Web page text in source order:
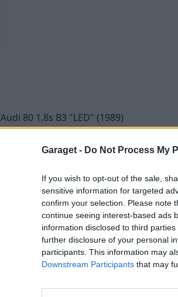
Garaget - Do Not Process My
If you wish to opt-out of the sale,
sensitive information for targeted
confirm your selection. Please note
continue seeing interest-based ads
information disclosed to third
further disclosure of your personal
participants. This information may
Downstream Participants that may
Audi 80 1.8s B3 "LED" (1989)
Senaste